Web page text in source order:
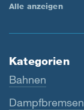
Alle anzeigen
Kategorien
Bahnen
Dampfbremsen